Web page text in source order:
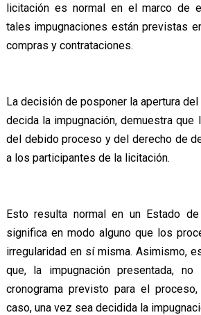
licitación es normal en el marco de
tales impugnaciones están previstas
compras y contrataciones.
La decisión de posponer la apertura
decida la impugnación, demuestra que
del debido proceso y del derecho de
a los participantes de la licitación.
Esto resulta normal en un Estado
significa en modo alguno que los
irregularidad en sí misma. Asimismo,
que, la impugnación presentada,
cronograma previsto para el
caso, una vez sea decidida la